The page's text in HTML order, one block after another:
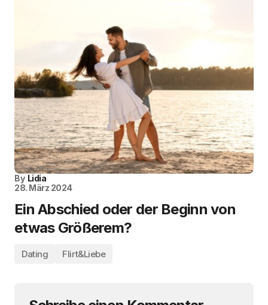
By Lidia
28. März 2024
Ein Abschied oder der Beginn von
etwas Größerem?
Dating Flirt&Liebe